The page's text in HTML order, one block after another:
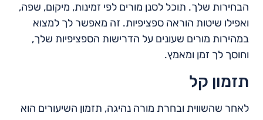
הבחירות שלך. תוכל לסנן מורים לפי זמינות, מיקום, שפה,
ואפילו שיטות הוראה ספציפיות. זה מאפשר לך למצוא
במהירות מורים שעונים על הדרישות הספציפיות שלך,
וחוסך לך זמן ומאמץ.
תזמון קל
לאחר שהשווית ובחרת מורה נהיגה, תזמון השיעורים הוא